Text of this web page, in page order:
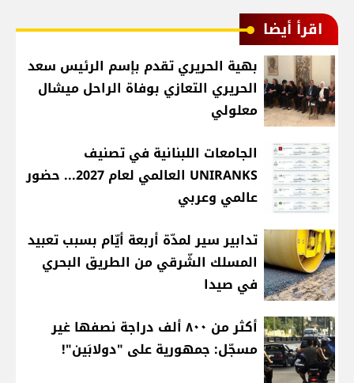
اقرأ أيضا
بهية الحريري تقدم بإسم الرئيس سعد
الحريري التعازي بوفاة الراحل ميشال
معلولي
الجامعات اللبنانية في تصنيف
UNIRANKS العالمي لعام 2027... حضور
عالمي وعربي
تدابير سير لمدّة أربعة أيّام بسبب تعبيد
المسلك الشّرقي من الطريق البحري
في صيدا
أكثر من ٨٠٠ ألف دراجة نصفها غير
مسجّل: جمهورية على "دولابَين"!